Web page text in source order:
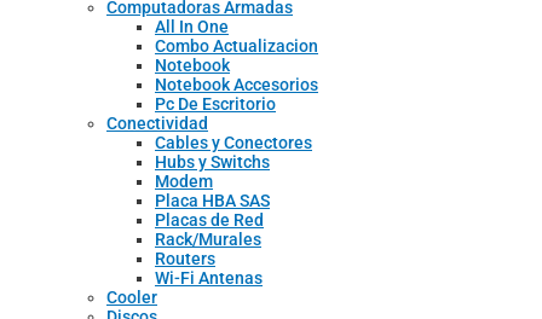
Computadoras Armadas
All In One
Combo Actualizacion
Notebook
Notebook Accesorios
Pc De Escritorio
Conectividad
Cables y Conectores
Hubs y Switchs
Modem
Placa HBA SAS
Placas de Red
Rack/Murales
Routers
Wi-Fi Antenas
Cooler